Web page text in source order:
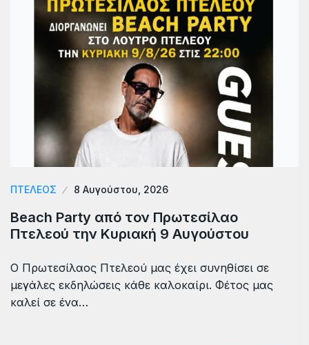
ΠΤΕΛΕΟΣ 8 Αυγούστου, 2026
Beach Party από τον Πρωτεσίλαο
Πτελεού την Κυριακή 9 Αυγούστου
Ο Πρωτεσίλαος Πτελεού μας έχει συνηθίσει σε
μεγάλες εκδηλώσεις κάθε καλοκαίρι. Φέτος μας
καλεί σε ένα…